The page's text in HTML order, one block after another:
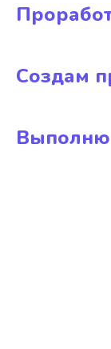
Создам
Выполню